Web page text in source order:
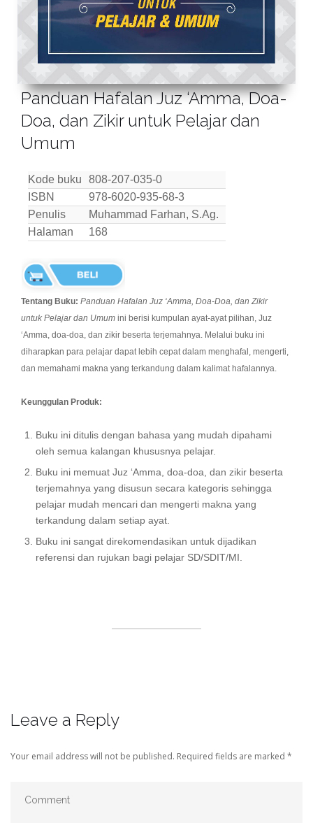
Panduan Hafalan Juz ‘Amma, Doa-
Doa, dan Zikir untuk Pelajar dan
Umum
Kode buku
808-207-035-0
ISBN
978-6020-935-68-3
Penulis
Muhammad Farhan, S.Ag.
Halaman
168
Tentang Buku: Panduan Hafalan Juz ‘Amma, Doa-Doa, dan Zikir
untuk Pelajar dan Umum ini berisi kumpulan ayat-ayat pilihan, Juz
‘Amma, doa-doa, dan zikir beserta terjemahnya. Melalui buku ini
diharapkan para pelajar dapat lebih cepat dalam menghafal, mengerti,
dan memahami makna yang terkandung dalam kalimat hafalannya.
Keunggulan Produk:
Buku ini ditulis dengan bahasa yang mudah dipahami
oleh semua kalangan khususnya pelajar.
Buku ini memuat Juz ‘Amma, doa-doa, dan zikir beserta
terjemahnya yang disusun secara kategoris sehingga
pelajar mudah mencari dan mengerti makna yang
terkandung dalam setiap ayat.
Buku ini sangat direkomendasikan untuk dijadikan
referensi dan rujukan bagi pelajar SD/SDIT/MI.
Leave a Reply
Your email address will not be published. Required fields are marked *